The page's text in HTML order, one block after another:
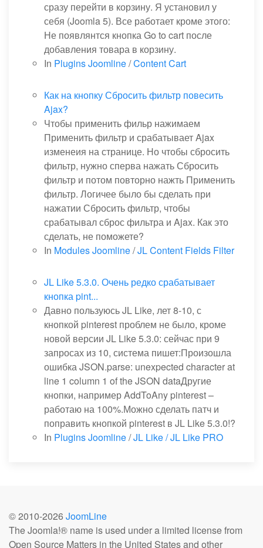
сразу перейти в корзину. Я установил у
себя (Joomla 5). Все работает кроме этого:
Не появлянтся кнопка Go to cart после
добавления товара в корзину.
In Plugins Joomline/Content Cart
Как на кнопку Сбросить фильтр повесить
Ajax?
Чтобы применить фильр нажимаем
Применить фильтр и срабатывает Ajax
изменеия на странице. Но чтобы сбросить
фильтр, нужно сперва нажать Сбросить
фильтр и потом повторно нажть Применить
фильтр. Логичее было бы сделать при
нажатии Сбросить фильтр, чтобы
срабатывал сброс фильтра и Ajax. Как это
сделать, не поможете?
In Modules Joomline/JL Content Fields Filter
JL Like 5.3.0. Очень редко срабатывает
кнопка pint...
Давно пользуюсь JL Like, лет 8-10, с
кнопкой pinterest проблем не было, кроме
новой версии JL Like 5.3.0: сейчас при 9
запросах из 10, система пишет:Произошла
ошибка JSON.parse: unexpected character at
line 1 column 1 of the JSON dataДругие
кнопки, например AddToAny pinterest –
работаю на 100%.Можно сделать патч и
поправить кнопкой pinterest в JL Like 5.3.0!?
In Plugins Joomline/JL Like / JL Like PRO
© 2010-2026 JoomLine
The Joomla!® name is used under a limited license from
Open Source Matters in the United States and other